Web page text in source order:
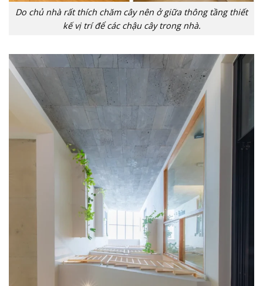
Do chủ nhà rất thích chăm cây nên ở giữa thông tầng thiết
kế vị trí để các chậu cây trong nhà.